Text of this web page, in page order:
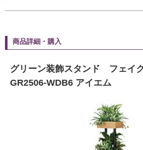
商品詳細・購入
グリーン装飾スタンド フェイ
GR2506-WDB6 アイエム